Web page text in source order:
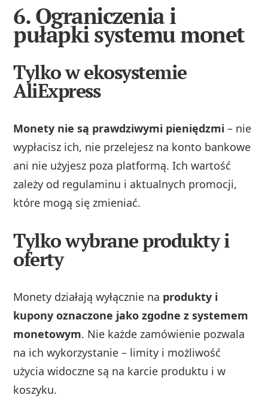
6. Ograniczenia i
pułapki systemu monet
Tylko w ekosystemie
AliExpress
Monety nie są prawdziwymi pieniędzmi – nie
wypłacisz ich, nie przelejesz na konto bankowe
ani nie użyjesz poza platformą. Ich wartość
zależy od regulaminu i aktualnych promocji,
które mogą się zmieniać.
Tylko wybrane produkty i
oferty
Monety działają wyłącznie na produkty i
kupony oznaczone jako zgodne z systemem
monetowym. Nie każde zamówienie pozwala
na ich wykorzystanie – limity i możliwość
użycia widoczne są na karcie produktu i w
koszyku.